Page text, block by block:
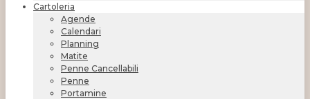
Cartoleria
Agende
Calendari
Planning
Matite
Penne Cancellabili
Penne
Portamine